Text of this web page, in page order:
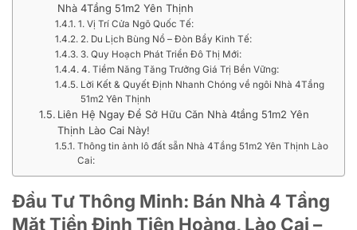
Nhà 4Tầng 51m2 Yên Thịnh
1. Vị Trí Cửa Ngõ Quốc Tế:
2. Du Lịch Bùng Nổ – Đòn Bẩy Kinh Tế:
3. Quy Hoạch Phát Triển Đô Thị Mới:
4. Tiềm Năng Tăng Trưởng Giá Trị Bền Vững:
Lời Kết & Quyết Định Nhanh Chóng về ngôi Nhà 4Tầng
51m2 Yên Thịnh
Liên Hệ Ngay Để Sở Hữu Căn Nhà 4tầng 51m2 Yên
Thịnh Lào Cai Này!
Thông tin ảnh lô đất sẵn Nhà 4Tầng 51m2 Yên Thịnh Lào
Cai:
Đầu Tư Thông Minh: Bán Nhà 4 Tầng
Mặt Tiền Đinh Tiên Hoàng, Lào Cai –